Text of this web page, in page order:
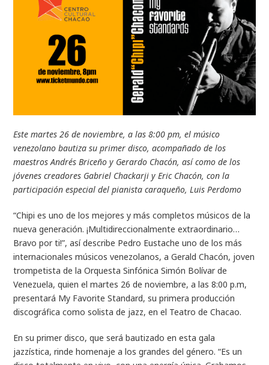
Este martes 26 de noviembre, a las 8:00 pm, el músico
venezolano bautiza su primer disco, acompañado de los
maestros Andrés Briceño y Gerardo Chacón, así como de los
jóvenes creadores Gabriel Chackarji y Eric Chacón, con la
participación especial del pianista caraqueño, Luis Perdomo
“Chipi es uno de los mejores y más completos músicos de la
nueva generación. ¡Multidireccionalmente extraordinario…
Bravo por ti!”, así describe Pedro Eustache uno de los más
internacionales músicos venezolanos, a Gerald Chacón, joven
trompetista de la Orquesta Sinfónica Simón Bolívar de
Venezuela, quien el martes 26 de noviembre, a las 8:00 p.m,
presentará My Favorite Standard, su primera producción
discográfica como solista de jazz, en el Teatro de Chacao.
En su primer disco, que será bautizado en esta gala
jazzística, rinde homenaje a los grandes del género. “Es un